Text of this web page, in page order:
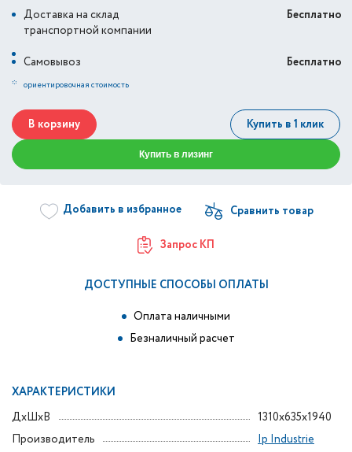
Доставка на склад
транспортной компании
Бесплатно
Самовывоз
Бесплатно
* ориентировочная стоимость
В корзину Купить в 1 клик
Купить в лизинг
Добавить в избранное
Запрос КП
ДОСТУПНЫЕ СПОСОБЫ ОПЛАТЫ
Оплата наличными
Безналичный расчет
ХАРАКТЕРИСТИКИ
ДxШxВ
1310x635x1940
Производитель
Ip Industrie